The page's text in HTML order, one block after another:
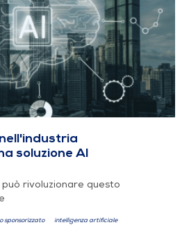
soluzione AI
rivoluzionare questo
sponsorizzato intelligenza artificiale